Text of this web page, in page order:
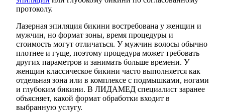
протоколу.
Лазерная эпиляция бикини востребована у женщин и
мужчин, но формат зоны, время процедуры и
стоимость могут отличаться. У мужчин волосы обычно
плотнее и гуще, поэтому процедура может требовать
других параметров и занимать больше времени. У
женщин классическое бикини часто выполняется как
отдельная зона или в комплексе с подмышками, ногами
и глубоким бикини. В ЛИДАМЕД специалист заранее
объясняет, какой формат обработки входит в
выбранную услугу.